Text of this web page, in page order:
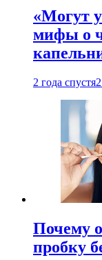
«Могут
мифы о
2 года спустя
Почему
пробку